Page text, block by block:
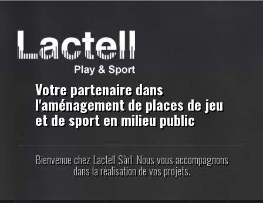
principal
Votre partenaire dans
l'aménagement de places de jeu
et de sport en milieu public
Bienvenue chez Lactell Sàrl. Nous vous accompagnons
dans la réalisation de vos projets.